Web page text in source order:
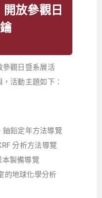
放參觀日
參觀日暨系展活
活動主題如下：
鈾鉛定年方法導覽
分析方法導覽
製備導覽
的地球化學分析